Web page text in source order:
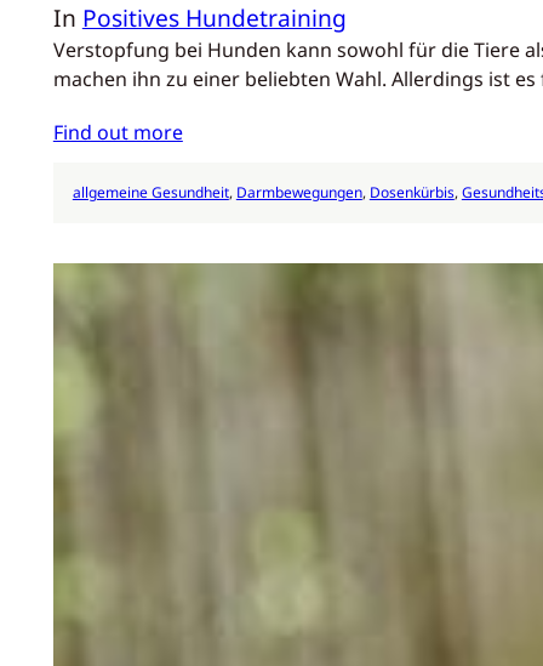
In Positives Hundetraining
Verstopfung bei Hunden kann sowohl für die Tiere
machen ihn zu einer beliebten Wahl. Allerdings ist
Find out more
allgemeine Gesundheit, Darmbewegungen, Dosenkürbis,